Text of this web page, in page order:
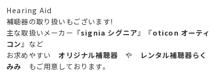
Hearing Aid
補聴器の取り扱いもございます!
主な取扱いメーカー『signia シグニア』『oticon オーティ
コン』など
お求めやすい オリジナル補聴器 や
レンタル補聴器らく
みみ もご用意しております。